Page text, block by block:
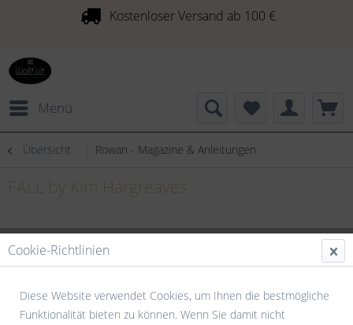
Kostenloser Versand ab 100 €
Menü
Übersicht Rowan - Magazine & Anleitungen
Cookie-Richtlinien
Diese Website verwendet Cookies, um Ihnen die bestmögliche
Funktionalität bieten zu können. Wenn Sie damit nicht